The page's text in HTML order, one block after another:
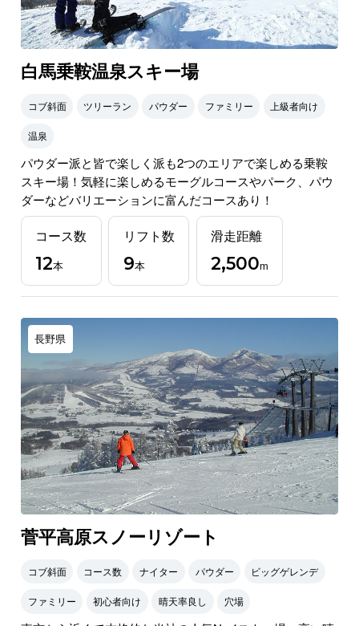
白馬乗鞍温泉スキー場
コブ斜面 ツリーラン パウダー ファミリー 上級者向け
温泉
パウダー派と皆で楽しく派も2つのエリアで楽しめる乗鞍
スキー場！気軽に楽しめるモーグルコースやパーク、パウ
ダーなどバリエーションに富んだコースあり！
コース数
12本
リフト数
9本
滑走距離
2,500m
長野県
菅平高原スノーリゾート
コブ斜面 コース数 ナイター パウダー ビッグゲレンデ
ファミリー 初心者向け 晴天率良し 穴場